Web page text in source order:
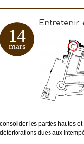
14
mars
Entretenir
consolider les parties hautes
détériorations dues aux